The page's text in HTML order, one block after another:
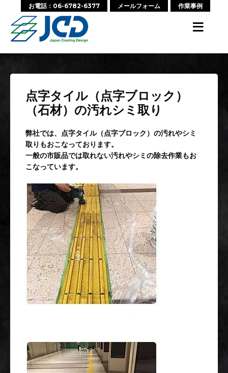
お電話：06-6782-6377 メールフォーム 作業事例
≡
点字タイル（点字ブロック）
（石材）の汚れシミ取り
弊社では、点字タイル（点字ブロック）の汚れやシミ
取りもおこなっております。
一般の市販品では取れない汚れやシミの除去作業もお
こなっています。